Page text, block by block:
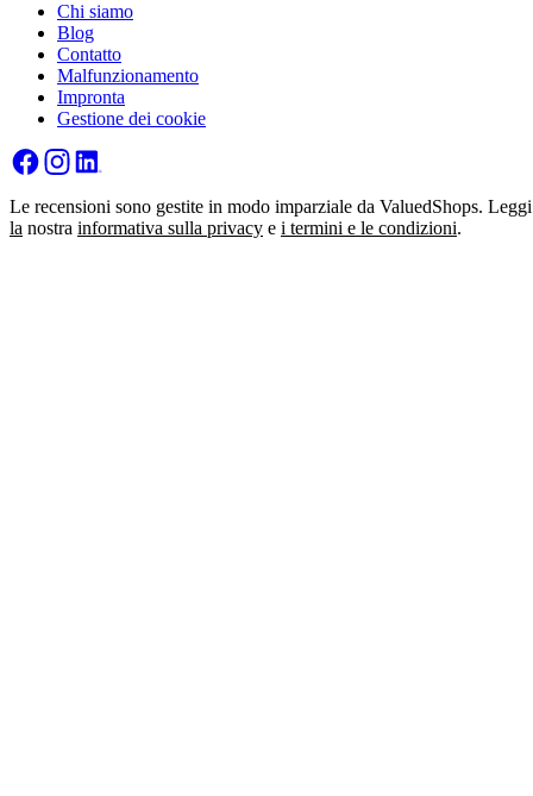
Chi siamo
Blog
Contatto
Malfunzionamento
Impronta
Gestione dei cookie
Le recensioni sono gestite in modo imparziale da ValuedShops. Leggi
la nostra informativa sulla privacy e i termini e le condizioni.